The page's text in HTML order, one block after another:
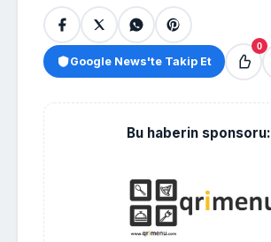
Google News'te Takip Et
0
Bu haberin sponsoru: